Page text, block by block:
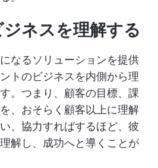
ネスを理解する
なるソリューションを提供
トのビジネスを内側から理
。つまり、顧客の目標、課
、おそらく顧客以上に理解
、協力すればするほど、彼
解し、成功へと導くことが